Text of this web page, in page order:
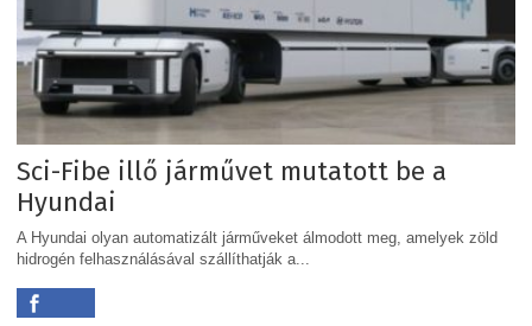
Sci-Fibe illő járművet mutatott be a
Hyundai
A Hyundai olyan automatizált járműveket álmodott meg, amelyek zöld
hidrogén felhasználásával szállíthatják a...